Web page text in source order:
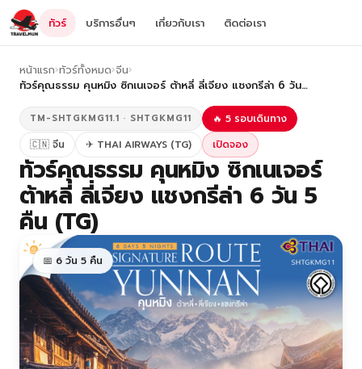
ทัวร์ บริการอื่นๆ เกี่ยวกับเรา ติดต่อเรา
หน้าแรก›ทัวร์ทั้งหมด›จีน›
ทัวร์คุณธรรม คุนหมิง ซิกเนเจอร์ ต้าหลี่ ลี่เจียง แชงกรีล่า 6 วัน…
TM-SHTGKMG11.1 · SHTGKMG11
🔥 5 รอบเดินทาง
🇨🇳 จีน
✈ THAI AIRWAYS (TG) เปิดจอง
ทัวร์คุณธรรม คุนหมิง ซิกเนเจอร์
ต้าหลี่ ลี่เจียง แชงกรีล่า 6 วัน 5
คืน (TG)
📅 6 วัน 5 คืน